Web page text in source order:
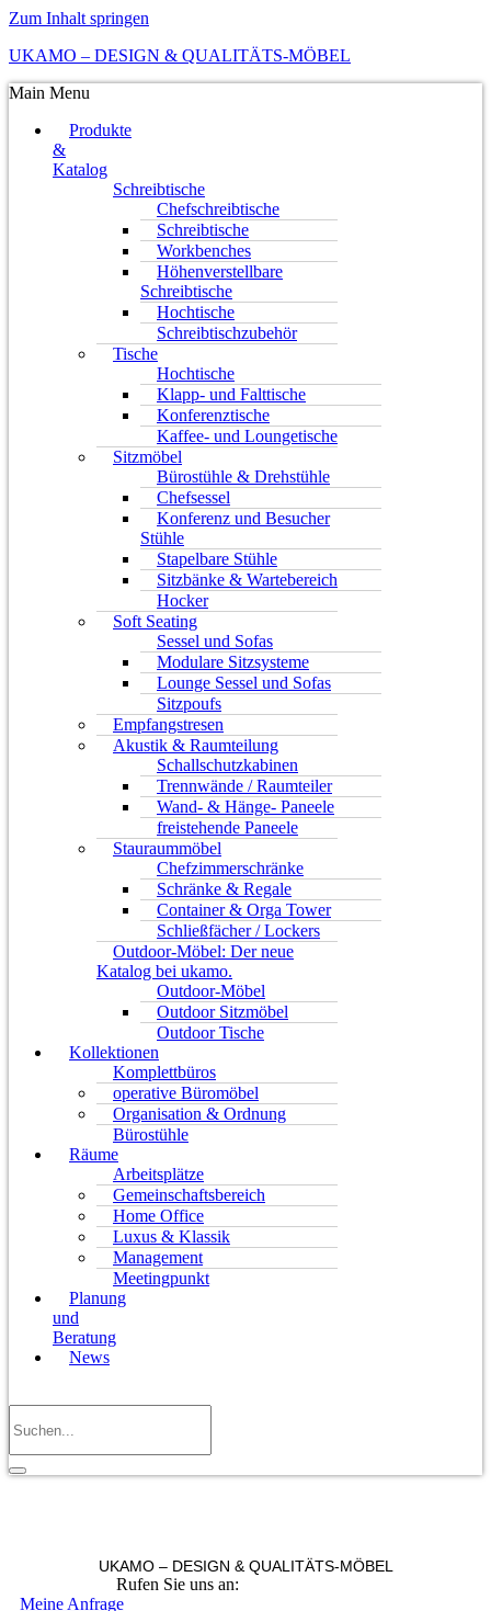
Zum Inhalt springen
UKAMO – DESIGN & QUALITÄTS-MÖBEL
Main Menu
Produkte
&
Katalog
Schreibtische
Chefschreibtische
Schreibtische
Workbenches
Höhenverstellbare
Schreibtische
Hochtische
Schreibtischzubehör
Tische
Hochtische
Klapp- und Falttische
Konferenztische
Kaffee- und Loungetische
Sitzmöbel
Bürostühle & Drehstühle
Chefsessel
Konferenz und Besucher
Stühle
Stapelbare Stühle
Sitzbänke & Wartebereich
Hocker
Soft Seating
Sessel und Sofas
Modulare Sitzsysteme
Lounge Sessel und Sofas
Sitzpoufs
Empfangstresen
Akustik & Raumteilung
Schallschutzkabinen
Trennwände / Raumteiler
Wand- & Hänge- Paneele
freistehende Paneele
Stauraummöbel
Chefzimmerschränke
Schränke & Regale
Container & Orga Tower
Schließfächer / Lockers
Outdoor-Möbel: Der neue
Katalog bei ukamo.
Outdoor-Möbel
Outdoor Sitzmöbel
Outdoor Tische
Kollektionen
Komplettbüros
operative Büromöbel
Organisation & Ordnung
Bürostühle
Räume
Arbeitsplätze
Gemeinschaftsbereich
Home Office
Luxus & Klassik
Management
Meetingpunkt
Planung
und
Beratung
News
UKAMO – DESIGN & QUALITÄTS-MÖBEL
Rufen Sie uns an:
Meine Anfrage